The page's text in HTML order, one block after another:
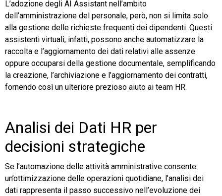
L’adozione degli AI Assistant nell’ambito
dell’amministrazione del personale, però, non si limita solo
alla gestione delle richieste frequenti dei dipendenti. Questi
assistenti virtuali, infatti, possono anche automatizzare la
raccolta e l’aggiornamento dei dati relativi alle assenze
oppure occuparsi della gestione documentale, semplificando
la creazione, l’archiviazione e l’aggiornamento dei contratti,
fornendo così un ulteriore prezioso aiuto ai team HR.
Analisi dei Dati HR per
decisioni strategiche
Se l’automazione delle attività amministrative consente
un’ottimizzazione delle operazioni quotidiane, l’analisi dei
dati rappresenta il passo successivo nell’evoluzione dei